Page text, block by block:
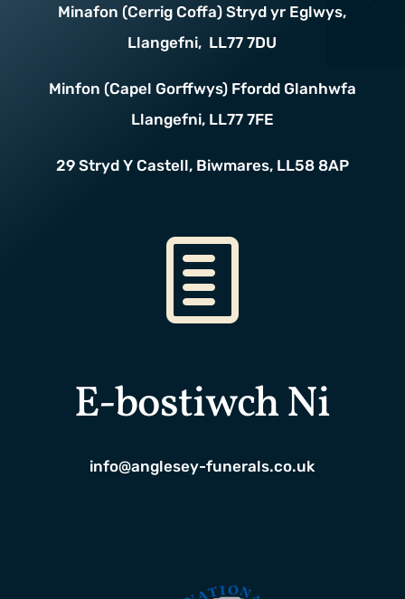
Minafon (Cerrig Coffa) Stryd yr Eglwys,
Llangefni, LL77 7DU
Minfon (Capel Gorffwys) Ffordd Glanhwfa
Llangefni, LL77 7FE
29 Stryd Y Castell, Biwmares, LL58 8AP
E-bostiwch Ni
info@anglesey-funerals.co.uk